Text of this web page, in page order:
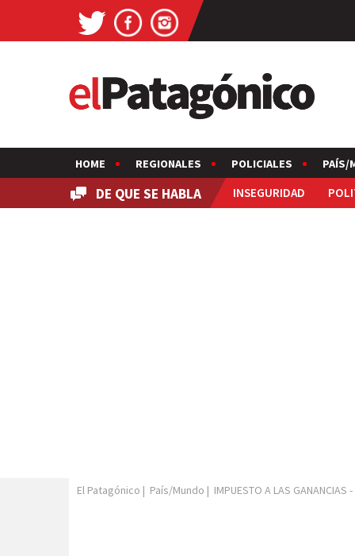
HOME REGIONALES POLICIALES PAÍS/
DE QUE SE HABLA INSEGURIDAD
El Patagónico | País/Mundo | IMPUESTO A LAS GANANCIAS -